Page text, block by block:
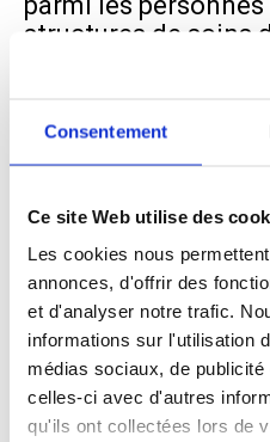
Consentement
Ce site Web utilise des
Les cookies nous
annonces, d'offrir des
et d'analyser notre trafic.
informations sur l'utilisation
médias sociaux, de
celles-ci avec d'autres
qu'ils ont collectées lors de
structures de soins